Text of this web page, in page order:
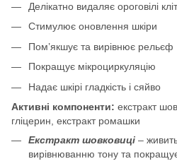
Делікатно видаляє ороговілі
Стимулює оновлення шкіри
Пом’якшує та вирівнює рельєф
Покращує мікроциркуляцію
Надає шкірі гладкість і сяйво
Активні компоненти: екстракт
гліцерин, екстракт ромашки
Екстракт шовковиці –
вирівнюванню тону та покращує